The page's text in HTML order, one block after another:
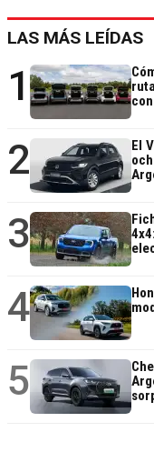
LAS MÁS LEÍDAS
1
2
El
3
4
5